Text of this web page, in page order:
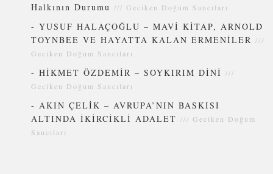
Halkının Durumu ///Geciken Doğum Sancıları
-YUSUF HALAÇOĞLU – MAVİ KİTAP, ARNOLD
TOYNBEE VE HAYATTA KALAN ERMENİLER ///
Geciken Doğum Sancıları
-HİKMET ÖZDEMİR – SOYKIRIM DİNİ ///
Geciken Doğum Sancıları
- AKIN ÇELİK – AVRUPA’NIN BASKISI
ALTINDA İKİRCİKLİ ADALET ///Geciken Doğum
Sancıları